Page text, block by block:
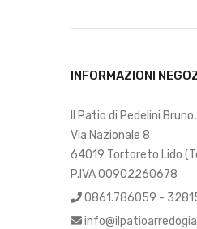
INFORMAZIONI
Il Patio di Pedelini Bruno,
Via Nazionale 8
64019 Tortoreto Lido
P.IVA 00902260678
0861.786059 -